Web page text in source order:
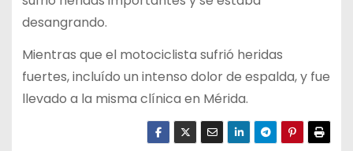
desangrando.
Mientras que el motociclista sufrió heridas
fuertes, incluído un intenso dolor de espalda, y fue
llevado a la misma clínica en Mérida.